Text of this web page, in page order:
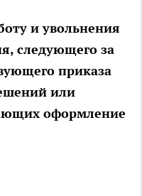
и увольнения
следующего за
приказа
или
оформление